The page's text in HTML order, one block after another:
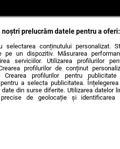
prelucrăm datele pentru a oferi:
selectarea conținutului personalizat.
pe un dispozitiv. Măsurarea
serviciilor. Utilizarea profilurilor
profilurilor de conținut
Crearea profilurilor pentru publicitate
a selecta publicitatea.
din surse diferite. Utilizarea datelor
de geolocație și identificarea